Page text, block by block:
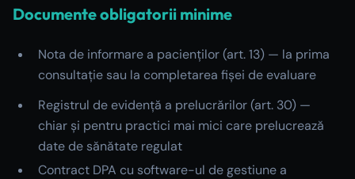
Documente obligatorii minime
Nota de informare a pacienților (art. 13) — la prima
consultație sau la completarea fișei de evaluare
Registrul de evidență a prelucrărilor (art. 30) —
chiar și pentru practici mai mici care prelucrează
date de sănătate regulat
Contract DPA cu software-ul de gestiune a